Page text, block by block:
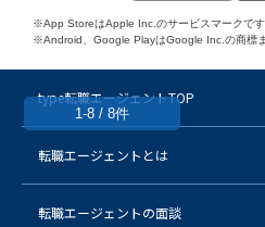
1-8 / 8件
※App StoreはApple Inc.のサービスマークです
※Android、Google PlayはGoogle Inc.の商標ま
type転職エージェントTOP
転職エージェントとは
転職エージェントの面談